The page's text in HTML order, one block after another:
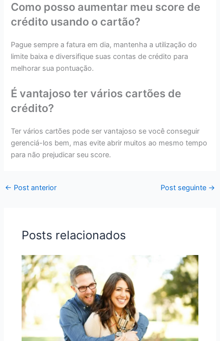
Como posso aumentar meu score de
crédito usando o cartão?
Pague sempre a fatura em dia, mantenha a utilização do
limite baixa e diversifique suas contas de crédito para
melhorar sua pontuação.
É vantajoso ter vários cartões de
crédito?
Ter vários cartões pode ser vantajoso se você conseguir
gerenciá-los bem, mas evite abrir muitos ao mesmo tempo
para não prejudicar seu score.
← Post anterior Post seguinte →
Posts relacionados